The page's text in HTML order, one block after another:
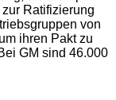
Ratifizierung
von
ihren Pakt zu
GM sind 46.000